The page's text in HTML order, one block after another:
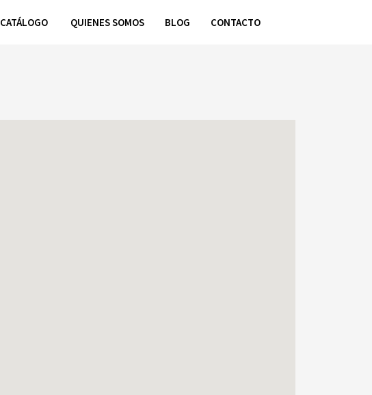
CATÁLOGO QUIENES SOMOS BLOG CONTACTO